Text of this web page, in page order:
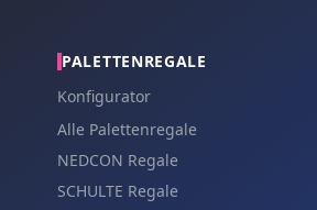
PALETTENREGALE
Konfigurator
Alle Palettenregale
NEDCON Regale
SCHULTE Regale